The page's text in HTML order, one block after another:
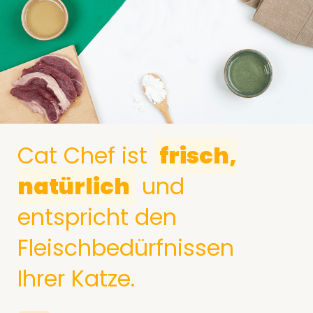
Cat Chef ist frisch,
natürlich und
entspricht den
Fleischbedürfnissen
Ihrer Katze.